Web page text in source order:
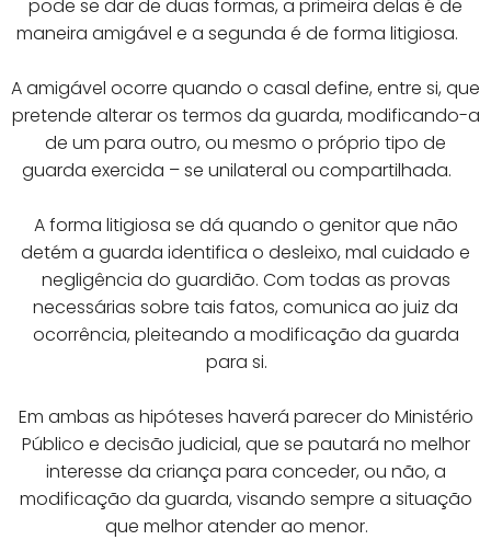
pode se dar de duas formas, a primeira delas é de
maneira amigável e a segunda é de forma litigiosa. ⠀
A amigável ocorre quando o casal define, entre si, que
pretende alterar os termos da guarda, modificando-a
de um para outro, ou mesmo o próprio tipo de
guarda exercida – se unilateral ou compartilhada. ⠀
A forma litigiosa se dá quando o genitor que não
detém a guarda identifica o desleixo, mal cuidado e
negligência do guardião. Com todas as provas
necessárias sobre tais fatos, comunica ao juiz da
ocorrência, pleiteando a modificação da guarda
para si. ⠀
Em ambas as hipóteses haverá parecer do Ministério
Público e decisão judicial, que se pautará no melhor
interesse da criança para conceder, ou não, a
modificação da guarda, visando sempre a situação
que melhor atender ao menor. ⠀